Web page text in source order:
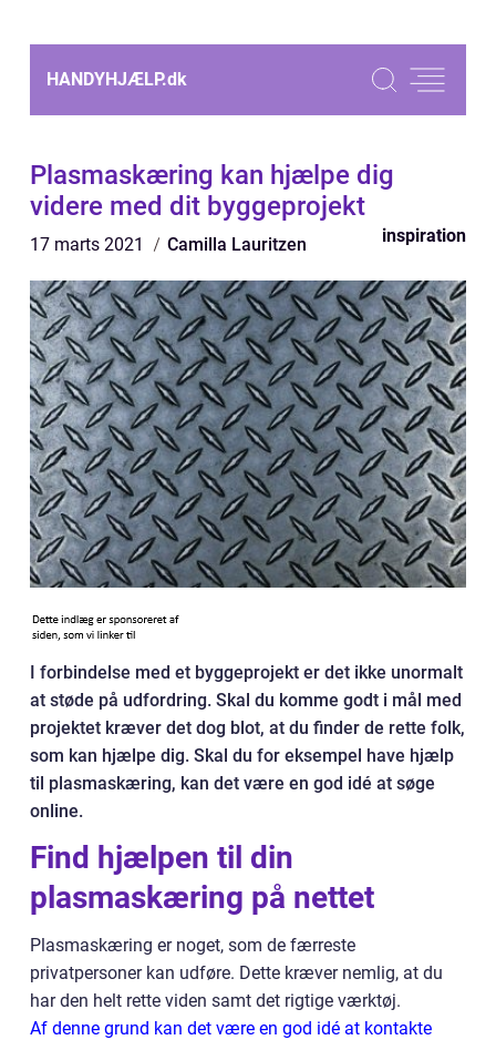
HANDYHJÆLP.dk
Plasmaskæring kan hjælpe dig
videre med dit byggeprojekt
17 marts 2021 Camilla Lauritzen inspiration
I forbindelse med et byggeprojekt er det ikke unormalt
at støde på udfordring. Skal du komme godt i mål med
projektet kræver det dog blot, at du finder de rette folk,
som kan hjælpe dig. Skal du for eksempel have hjælp
til plasmaskæring, kan det være en god idé at søge
online.
Find hjælpen til din
plasmaskæring på nettet
Plasmaskæring er noget, som de færreste
privatpersoner kan udføre. Dette kræver nemlig, at du
har den helt rette viden samt det rigtige værktøj.
Af denne grund kan det være en god idé at kontakte